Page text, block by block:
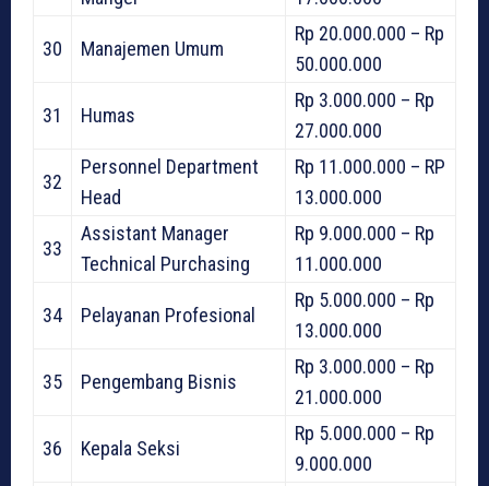
30 Manajemen Umum
Rp 20.000.000 – Rp
50.000.000
31 Humas
Rp 3.000.000 – Rp
27.000.000
32
Personnel Department
Head
Rp 11.000.000 – RP
13.000.000
33
Assistant Manager
Technical Purchasing
Rp 9.000.000 – Rp
11.000.000
34 Pelayanan Profesional
Rp 5.000.000 – Rp
13.000.000
35 Pengembang Bisnis
Rp 3.000.000 – Rp
21.000.000
36 Kepala Seksi
Rp 5.000.000 – Rp
9.000.000